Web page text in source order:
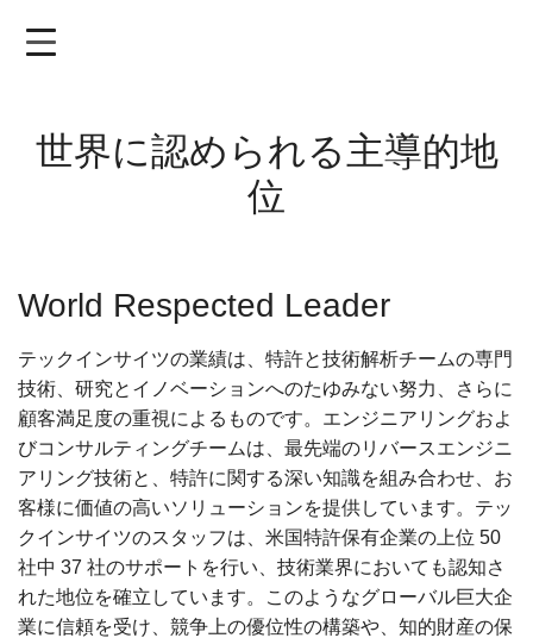
世界に認められる主導的地
位
World Respected Leader
テックインサイツの業績は、特許と技術解析チームの専門
技術、研究とイノベーションへのたゆみない努力、さらに
顧客満足度の重視によるものです。エンジニアリングおよ
びコンサルティングチームは、最先端のリバースエンジニ
アリング技術と、特許に関する深い知識を組み合わせ、お
客様に価値の高いソリューションを提供しています。テッ
クインサイツのスタッフは、米国特許保有企業の上位 50
社中 37 社のサポートを行い、技術業界においても認知さ
れた地位を確立しています。このようなグローバル巨大企
業に信頼を受け、競争上の優位性の構築や、知的財産の保